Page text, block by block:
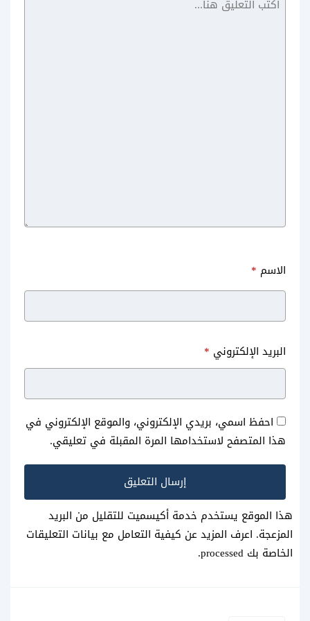
بزنس معرفة مين زار صفحتي في
الانستقرام
الاسم *
البريد الإلكتروني *
احفظ اسمي، بريدي الإلكتروني، والموقع الإلكتروني في
هذا المتصفح لاستخدامها المرة المقبلة في تعليقي.
هذا الموقع يستخدم خدمة أكيسميت للتقليل من البريد
المزعجة. اعرف المزيد عن كيفية التعامل مع بيانات التعليقات
الخاصة بك processed
.